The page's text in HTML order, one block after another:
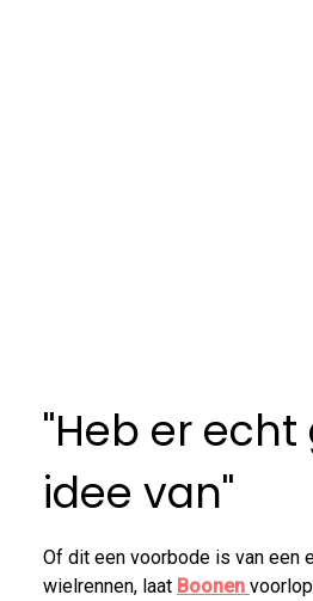
"Heb er echt
idee van"
Of dit een voorbode is van een
wielrennen, laat Boonen